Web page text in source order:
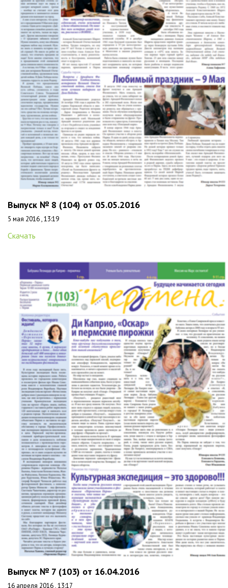
Выпуск № 8 (104) от 05.05.2016
5 мая 2016 , 13:19
Скачать
Выпуск № 7 (103) от 16.04.2016
16 апреля 2016 , 13:17